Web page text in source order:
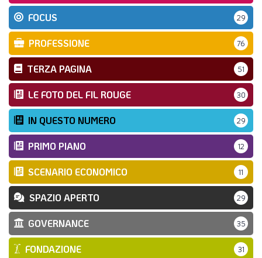
FOCUS 29
PROFESSIONE 76
TERZA PAGINA 51
LE FOTO DEL FIL ROUGE 30
IN QUESTO NUMERO 29
PRIMO PIANO 12
SCENARIO ECONOMICO 11
SPAZIO APERTO 29
GOVERNANCE 35
FONDAZIONE 31